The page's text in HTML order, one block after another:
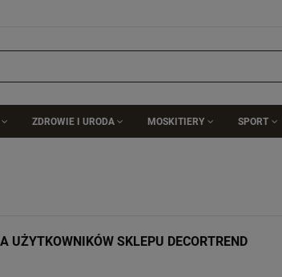
ZDROWIE I URODA MOSKITIERY SPORT
UŻYTKOWNIKÓW SKLEPU DECORTREND